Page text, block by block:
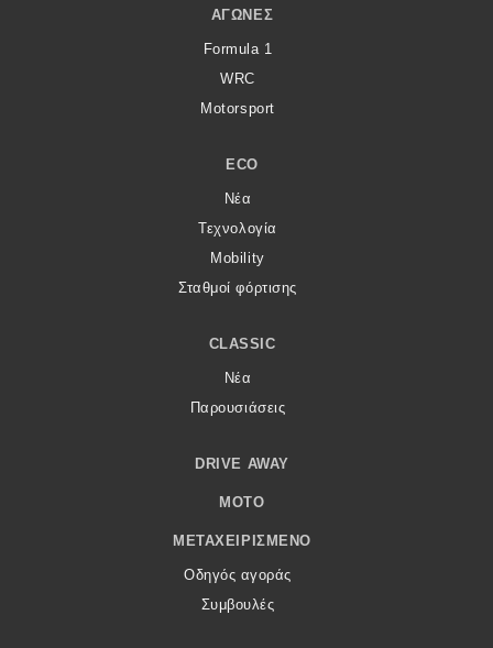
ΑΓΏΝΕΣ
Formula 1
WRC
Motorsport
ECO
Νέα
Τεχνολογία
Mobility
Σταθμοί φόρτισης
CLASSIC
Νέα
Παρουσιάσεις
DRIVE AWAY
MOTO
ΜΕΤΑΧΕΙΡΙΣΜΈΝΟ
Οδηγός αγοράς
Συμβουλές